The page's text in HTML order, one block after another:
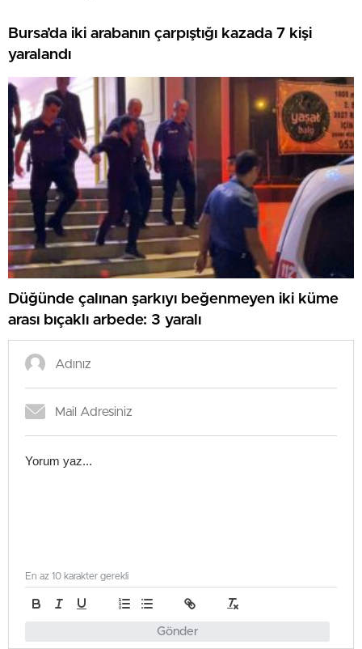
Bursa’da iki arabanın çarpıştığı kazada 7 kişi
yaralandı
Düğünde çalınan şarkıyı beğenmeyen iki küme
arası bıçaklı arbede: 3 yaralı
Gönder
En az 10 karakter gerekli